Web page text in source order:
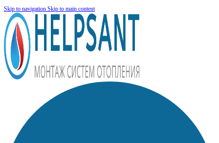
Skip to navigation Skip to main content